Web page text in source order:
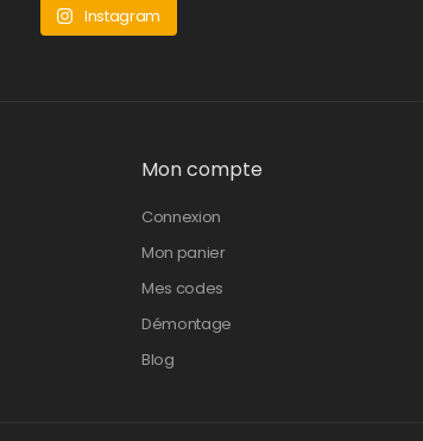
Instagram
Mon compte
Connexion
Mon panier
Mes codes
Démontage
Blog